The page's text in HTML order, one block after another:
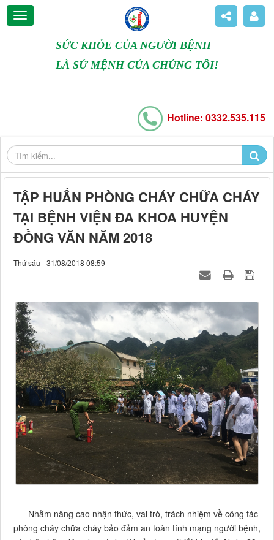
SỨC KHỎE CỦA NGƯỜI BỆNH
LÀ SỨ MỆNH CỦA CHÚNG TÔI!
Hotline: 0332.535.115
TẬP HUẤN PHÒNG CHÁY CHỮA CHÁY
TẠI BỆNH VIỆN ĐA KHOA HUYỆN
ĐỒNG VĂN NĂM 2018
Thứ sáu - 31/08/2018 08:59
Nhằm nâng cao nhận thức, vai trò, trách nhiệm về công tác
phòng cháy chữa cháy bảo đảm an toàn tính mạng người bệnh,